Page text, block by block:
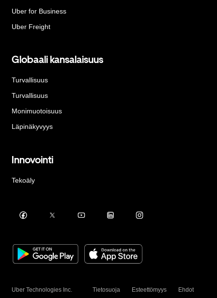
Uber for Business
Uber Freight
Globaali kansalaisuus
Turvallisuus
Turvallisuus
Monimuotoisuus
Läpinäkyvyys
Innovointi
Tekoäly
Uber Technologies Inc. Tietosuoja Esteettömyys Ehdot